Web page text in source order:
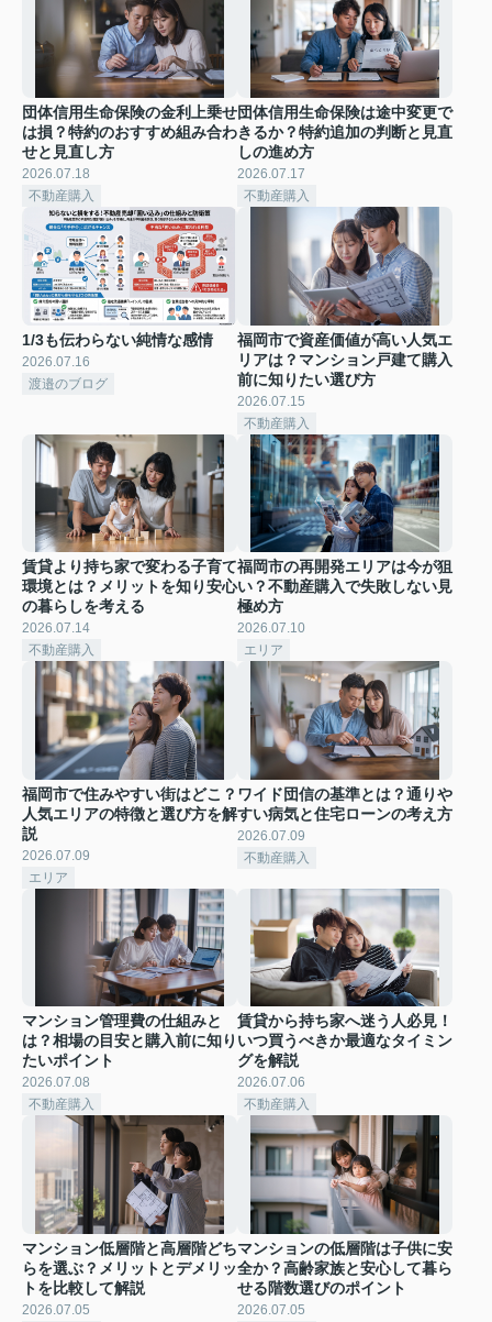
団体信用生命保険の金利上乗せ
は損？特約のおすすめ組み合わ
せと見直し方
2026.07.18
不動産購入
団体信用生命保険は途中変更で
きるか？特約追加の判断と見直
しの進め方
2026.07.17
不動産購入
1/3も伝わらない純情な感情
2026.07.16
渡邉のブログ
福岡市で資産価値が高い人気エ
リアは？マンション戸建て購入
前に知りたい選び方
2026.07.15
不動産購入
賃貸より持ち家で変わる子育て
環境とは？メリットを知り安心
の暮らしを考える
2026.07.14
不動産購入
福岡市の再開発エリアは今が狙
い？不動産購入で失敗しない見
極め方
2026.07.10
エリア
福岡市で住みやすい街はどこ？
人気エリアの特徴と選び方を解
説
2026.07.09
エリア
ワイド団信の基準とは？通りや
すい病気と住宅ローンの考え方
2026.07.09
不動産購入
マンション管理費の仕組みと
は？相場の目安と購入前に知り
たいポイント
2026.07.08
不動産購入
賃貸から持ち家へ迷う人必見！
いつ買うべきか最適なタイミン
グを解説
2026.07.06
不動産購入
マンション低層階と高層階どち
らを選ぶ？メリットとデメリッ
トを比較して解説
2026.07.05
マンションの低層階は子供に安
全か？高齢家族と安心して暮ら
せる階数選びのポイント
2026.07.05